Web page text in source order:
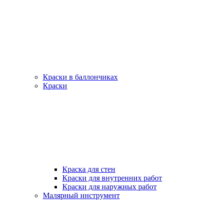
Краски в баллончиках
Краски
Краска для стен
Краски для внутренних работ
Краски для наружных работ
Малярный инструмент